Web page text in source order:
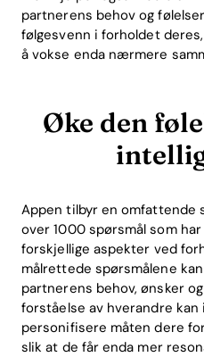
partnerens behov og
følgesvenn i forholdet
å vokse enda nærmere
Øke den
Appen tilbyr en omfattende
over 1000 spørsmål som
forskjellige aspekter ved
målrettede spørsmålene
partnerens behov, ønsker
forståelse av hverandre
personifisere måten dere
slik at de får enda mer